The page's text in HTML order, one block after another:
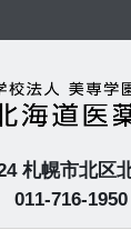
札幌市北区
011-716-1950